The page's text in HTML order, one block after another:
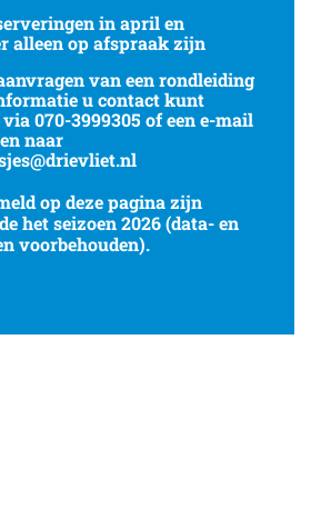
in april en
alleen op afspraak zijn
van een rondleiding
u contact kunt
070-3999305 of een e-mail
naar
op deze pagina zijn
het seizoen 2026 (data- en
voorbehouden).